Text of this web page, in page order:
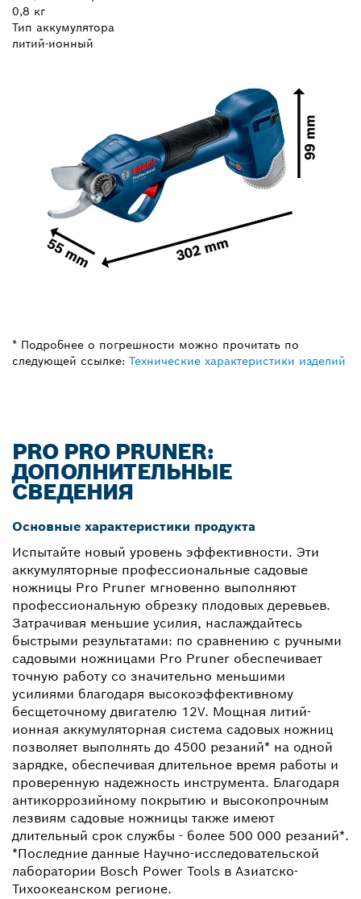
0,8 кг
Тип аккумулятора
литий-ионный
* Подробнее о погрешности можно прочитать по
следующей ссылке: Технические характеристики изделий
PRO PRO PRUNER:
ДОПОЛНИТЕЛЬНЫЕ
СВЕДЕНИЯ
Основные характеристики продукта
Испытайте новый уровень эффективности. Эти
аккумуляторные профессиональные садовые
ножницы Pro Pruner мгновенно выполняют
профессиональную обрезку плодовых деревьев.
Затрачивая меньшие усилия, наслаждайтесь
быстрыми результатами: по сравнению с ручными
садовыми ножницами Pro Pruner обеспечивает
точную работу со значительно меньшими
усилиями благодаря высокоэффективному
бесщеточному двигателю 12V. Мощная литий-
ионная аккумуляторная система садовых ножниц
позволяет выполнять до 4500 резаний* на одной
зарядке, обеспечивая длительное время работы и
проверенную надежность инструмента. Благодаря
антикоррозийному покрытию и высокопрочным
лезвиям садовые ножницы также имеют
длительный срок службы - более 500 000 резаний*.
*Последние данные Научно-исследовательской
лаборатории Bosch Power Tools в Азиатско-
Тихоокеанском регионе.